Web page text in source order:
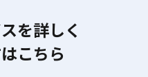
を詳しく
こちら